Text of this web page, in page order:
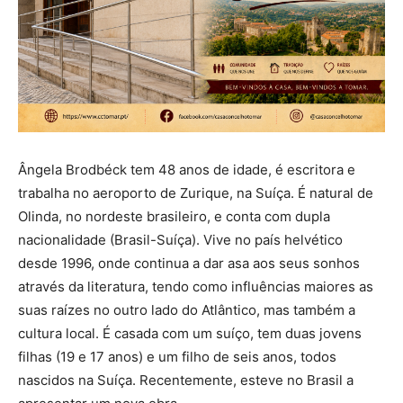
Ângela Brodbéck tem 48 anos de idade, é escritora e
trabalha no aeroporto de Zurique, na Suíça. É natural de
Olinda, no nordeste brasileiro, e conta com dupla
nacionalidade (Brasil-Suíça). Vive no país helvético
desde 1996, onde continua a dar asa aos seus sonhos
através da literatura, tendo como influências maiores as
suas raízes no outro lado do Atlântico, mas também a
cultura local. É casada com um suíço, tem duas jovens
filhas (19 e 17 anos) e um filho de seis anos, todos
nascidos na Suíça. Recentemente, esteve no Brasil a